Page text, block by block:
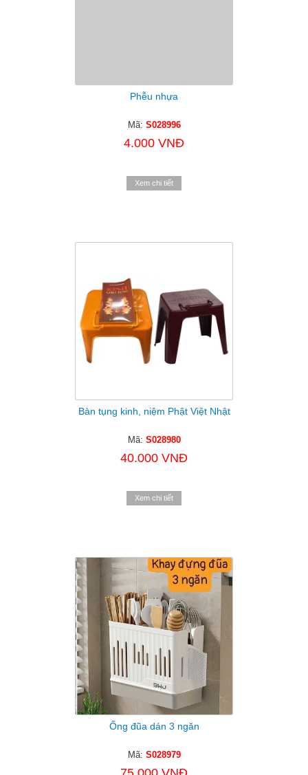
Phễu nhựa
Mã: S028996
4.000 VNĐ
Xem chi tiết
Bàn tụng kinh, niệm Phật Việt Nhật
Mã: S028980
40.000 VNĐ
Xem chi tiết
Ống đũa dán 3 ngăn
Mã: S028979